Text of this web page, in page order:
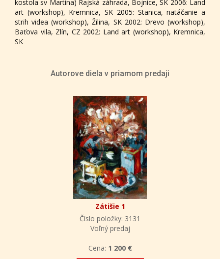
kostola sv Martina) Rajská záhrada, Bojnice, SK 2006: Land
art (workshop), Kremnica, SK 2005: Stanica, natáčanie a
strih videa (workshop), Žilina, SK 2002: Drevo (workshop),
Baťova vila, Zlín, CZ 2002: Land art (workshop), Kremnica,
SK
Autorove diela v priamom predaji
Zátišie 1
Číslo položky: 3131
Voľný predaj
Cena: 1 200 €